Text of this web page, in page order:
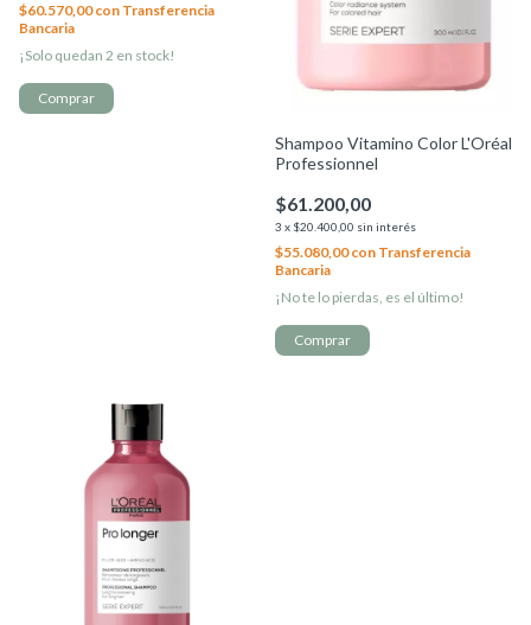
$60.570,00con Transferencia
Bancaria
¡Solo quedan 2 en stock!
Shampoo Vitamino Color L'Oréal
Professionnel
$61.200,00
3 x $20.400,00 sin interés
$55.080,00con Transferencia
Bancaria
¡No te lo pierdas, es el último!